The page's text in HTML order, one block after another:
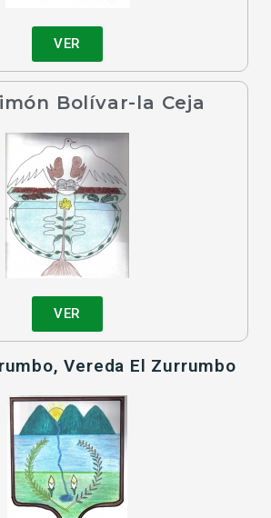
VER
Bolívar-la Ceja
VER
Vereda El Zurrumbo